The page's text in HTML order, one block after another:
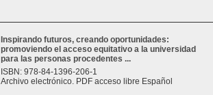
Inspirando futuros, creando oportunidades:
promoviendo el acceso equitativo a la universidad
para las personas procedentes ...
ISBN: 978-84-1396-206-1
Archivo electrónico. PDF acceso libre Español